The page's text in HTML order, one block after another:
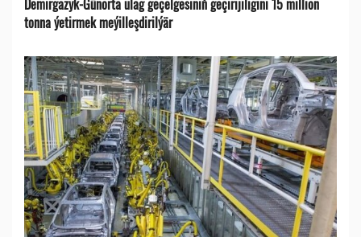
Demirgazyk-Günorta ulag geçelgesiniň geçirijiligini 15 million
tonna ýetirmek meýilleşdirilýär